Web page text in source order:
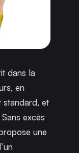
dans la
, en
standard, et
excès
une